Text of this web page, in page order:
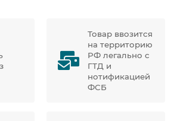
Товар ввозится
на территорию
РФ легально с
ГТД и
нотификацией
ФСБ